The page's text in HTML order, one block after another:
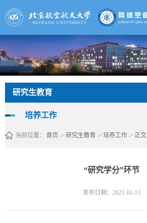
研究生教育
培养工作
当前位置： 首页 -> 研究生教育 -> 培养工作-> 正文
“研究学分”环节
发布日期：2021-01-13